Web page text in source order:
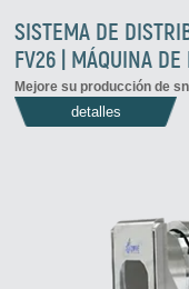
SISTEMA DE
FV26 | MÁQUINA DE
Mejore su producción de
detalles